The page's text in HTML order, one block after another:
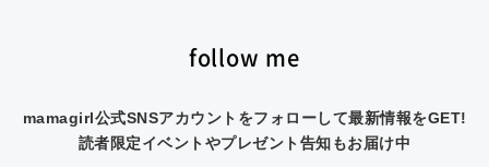
follow me
mamagirl公式SNSアカウントをフォローして最新情報をGET!
読者限定イベントやプレゼント告知もお届け中